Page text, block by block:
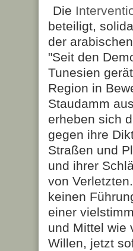
Die
beteiligt,
der
"Seit den
Tunesien
Region in
Staudamm
erheben sich
gegen ihre
Straßen und
und ihrer
von
keinen
einer
und Mittel wie
Willen, jetzt